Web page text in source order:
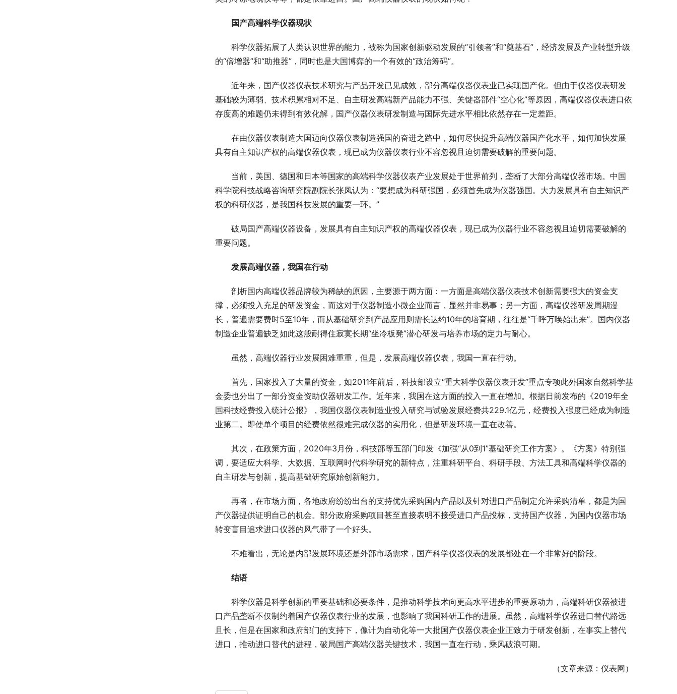
国产高端科学仪器现状
科学仪器拓展了人类认识世界的能力，被称为国家创新驱动发展的“引领者”和“奠基石”，经济发展及产业转型升级
的“倍增器”和“助推器”，同时也是大国博弈的一个有效的“政治筹码”。
近年来，国产仪器仪表技术研究与产品开发已见成效，部分高端仪器仪表业已实现国产化。但由于仪器仪表研发
基础较为薄弱、技术积累相对不足、自主研发高端新产品能力不强、关键器部件“空心化”等原因，高端仪器仪表进口依
存度高的难题仍未得到有效化解，国产仪器仪表研发制造与国际先进水平相比依然存在一定差距。
在由仪器仪表制造大国迈向仪器仪表制造强国的奋进之路中，如何尽快提升高端仪器国产化水平，如何加快发展
具有自主知识产权的高端仪器仪表，现已成为仪器仪表行业不容忽视且迫切需要破解的重要问题。
当前，美国、德国和日本等国家的高端科学仪器仪表产业发展处于世界前列，垄断了大部分高端仪器市场。中国
科学院科技战略咨询研究院副院长张凤认为：“要想成为科研强国，必须首先成为仪器强国。大力发展具有自主知识产
权的科研仪器，是我国科技发展的重要一环。”
破局国产高端仪器设备，发展具有自主知识产权的高端仪器仪表，现已成为仪器行业不容忽视且迫切需要破解的
重要问题。
发展高端仪器，我国在行动
剖析国内高端仪器品牌较为稀缺的原因，主要源于两方面：一方面是高端仪器仪表技术创新需要强大的资金支
撑，必须投入充足的研发资金，而这对于仪器制造小微企业而言，显然并非易事；另一方面，高端仪器研发周期漫
长，普遍需要费时5至10年，而从基础研究到产品应用则需长达约10年的培育期，往往是“千呼万唤始出来”。国内仪器
制造企业普遍缺乏如此这般耐得住寂寞长期“坐冷板凳”潜心研发与培养市场的定力与耐心。
虽然，高端仪器行业发展困难重重，但是，发展高端仪器仪表，我国一直在行动。
首先，国家投入了大量的资金，如2011年前后，科技部设立“重大科学仪器仪表开发”重点专项此外国家自然科学基
金委也分出了一部分资金资助仪器研发工作。近年来，我国在这方面的投入一直在增加。根据日前发布的《2019年全
国科技经费投入统计公报》，我国仪器仪表制造业投入研究与试验发展经费共229.1亿元，经费投入强度已经成为制造
业第二。即使单个项目的经费依然很难完成仪器的实用化，但是研发环境一直在改善。
其次，在政策方面，2020年3月份，科技部等五部门印发《加强“从0到1”基础研究工作方案》。《方案》特别强
调，要适应大科学、大数据、互联网时代科学研究的新特点，注重科研平台、科研手段、方法工具和高端科学仪器的
自主研发与创新，提高基础研究原始创新能力。
再者，在市场方面，各地政府纷纷出台的支持优先采购国内产品以及针对进口产品制定允许采购清单，都是为国
产仪器提供证明自己的机会。部分政府采购项目甚至直接表明不接受进口产品投标，支持国产仪器，为国内仪器市场
转变盲目追求进口仪器的风气带了一个好头。
不难看出，无论是内部发展环境还是外部市场需求，国产科学仪器仪表的发展都处在一个非常好的阶段。
结语
科学仪器是科学创新的重要基础和必要条件，是推动科学技术向更高水平进步的重要原动力，高端科研仪器被进
口产品垄断不仅制约着国产仪器仪表行业的发展，也影响了我国科研工作的进展。虽然，高端科学仪器进口替代路远
且长，但是在国家和政府部门的支持下，像计为自动化等一大批国产仪器仪表企业正致力于研发创新，在事实上替代
进口，推动进口替代的进程，破局国产高端仪器关键技术，我国一直在行动，乘风破浪可期。
（文章来源：仪表网）